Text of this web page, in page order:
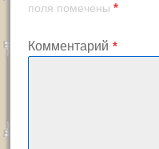
поля помечены *
Комментарий *